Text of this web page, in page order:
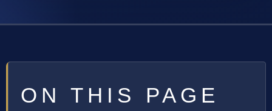
ON THIS PAGE